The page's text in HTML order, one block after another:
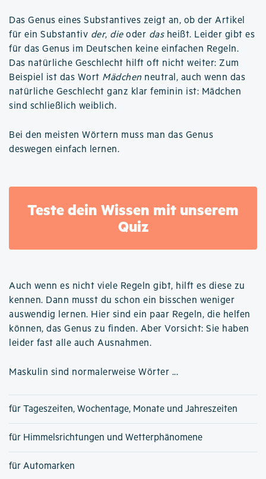
Das Genus eines Substantives zeigt an, ob der Artikel
für ein Substantiv der, dieoder dasheißt. Leider gibt es
für das Genus im Deutschen keine einfachen Regeln.
Das natürliche Geschlecht hilft oft nicht weiter: Zum
Beispiel ist das Wort Mädchen neutral, auch wenn das
natürliche Geschlecht ganz klar feminin ist: Mädchen
sind schließlich weiblich.
Bei den meisten Wörtern muss man das Genus
deswegen einfach lernen.
Teste dein Wissen mit unserem
Quiz
Auch wenn es nicht viele Regeln gibt, hilft es diese zu
kennen. Dann musst du schon ein bisschen weniger
auswendig lernen. Hier sind ein paar Regeln, die helfen
können, das Genus zu finden. Aber Vorsicht: Sie haben
leider fast alle auch Ausnahmen.
Maskulin sind normalerweise Wörter ...
für Tageszeiten, Wochentage, Monate und Jahreszeiten
für Himmelsrichtungen und Wetterphänomene
für Automarken